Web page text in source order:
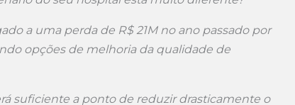
a uma perda de R$ 21M no ano passado por
opções de melhoria da qualidade de
suficiente a ponto de reduzir drasticamente o